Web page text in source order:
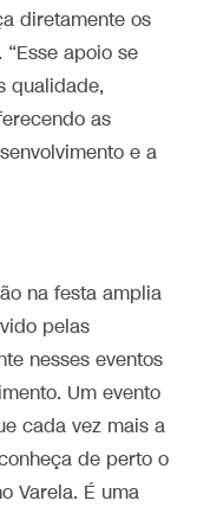
diretamente os
apoio se
qualidade,
as
e a
na festa amplia
pelas
nesses eventos
Um evento
cada vez mais a
de perto o
Varela. É uma